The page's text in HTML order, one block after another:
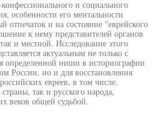
и социального
особенности его ментальности
отпечаток и на состояние "еврейского
к нему представителей органов
и местной. Исследование этого
актуальным не только с
определенной ниши в историографии
России, но и для восстановления
евреев, в том числе,
так и русского народа,
веков общей судьбой.